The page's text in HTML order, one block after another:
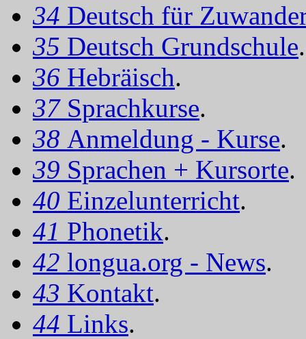
34 Deutsch für
35 Deutsch Grundschule.
36 Hebräisch.
37 Sprachkurse.
38 Anmeldung - Kurse.
39 Sprachen + Kursorte.
40 Einzelunterricht.
41 Phonetik.
42 longua.org - News.
43 Kontakt.
44 Links.